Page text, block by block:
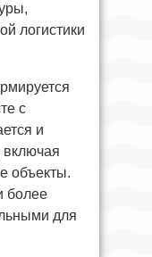
логистики
с
и
включая
объекты.
более
для